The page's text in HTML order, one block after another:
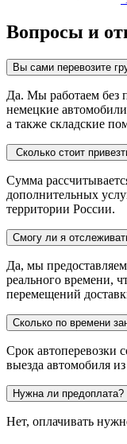
Вопросы и
Вы сами перевозите
Да. Мы работаем без
немецкие
а также складские
Сколько стоит
Сумма
дополнительных
территории России.
Смогу ли я
Да, мы
реального времени,
перемещений
Сколько по времени
Срок автоперевозки
выезда автомобиля
Нужна ли предоплата?
Нет, оплачивать